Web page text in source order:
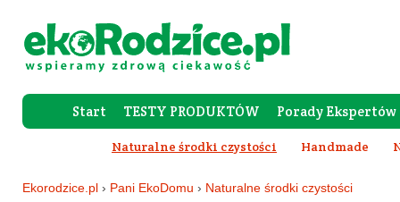
Start TESTY PRODUKTÓW Porady Ekspertów
Forum
Naturalne środki czystości Handmade
Ekorodzice.pl › Pani EkoDomu › Naturalne środki czystości